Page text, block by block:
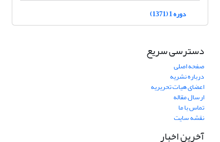
دوره 1 (1371)
دسترسی سریع
صفحه اصلی
درباره نشریه
اعضای هیات تحریریه
ارسال مقاله
تماس با ما
نقشه سایت
آخرین اخبار